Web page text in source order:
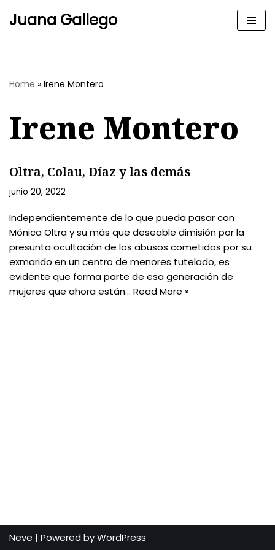
Juana Gallego
Home » Irene Montero
Irene Montero
Oltra, Colau, Díaz y las demás
junio 20, 2022
Independientemente de lo que pueda pasar con
Mónica Oltra y su más que deseable dimisión por la
presunta ocultación de los abusos cometidos por su
exmarido en un centro de menores tutelado, es
evidente que forma parte de esa generación de
mujeres que ahora están… Read More »
Neve | Powered byWordPress